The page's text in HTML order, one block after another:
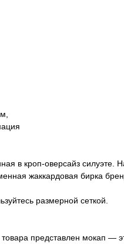
в кроп-оверсайз силуэте.
жаккардовая бирка
размерной сеткой.
представлен мокап —